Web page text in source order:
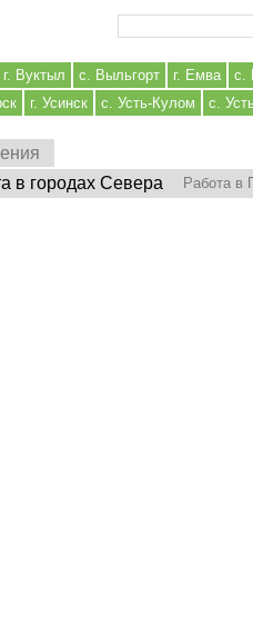
г. Вуктыл с. Выльгорт г. Емва с.
г. Усинск с. Усть-Кулом с.
в городах Севера Работа в